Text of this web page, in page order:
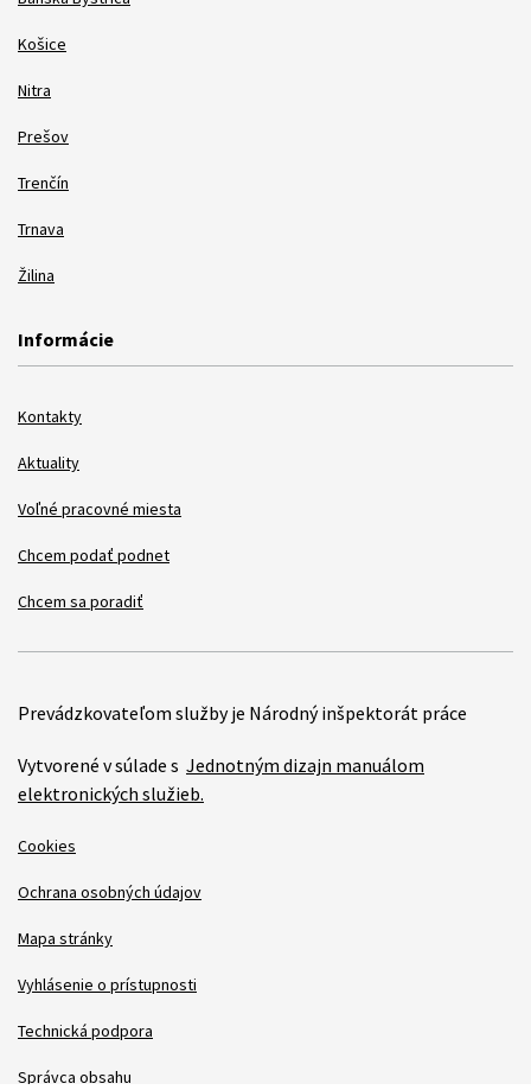
Košice
Nitra
Prešov
Trenčín
Trnava
Žilina
Informácie
Kontakty
Aktuality
Voľné pracovné miesta
Chcem podať podnet
Chcem sa poradiť
Prevádzkovateľom služby je Národný inšpektorát práce
Vytvorené v súlade s Jednotným dizajn manuálom
elektronických služieb.
Cookies
Ochrana osobných údajov
Mapa stránky
Vyhlásenie o prístupnosti
Technická podpora
Správca obsahu